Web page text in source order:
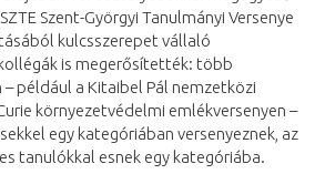
Szent-Györgyi Tanulmányi Versenye
kulcsszerepet vállaló
is megerősítették: több
például a Kitaibel Pál nemzetközi
környezetvédelmi emlékversenyen –
egy kategóriában versenyeznek, az
tanulókkal esnek egy kategóriába.